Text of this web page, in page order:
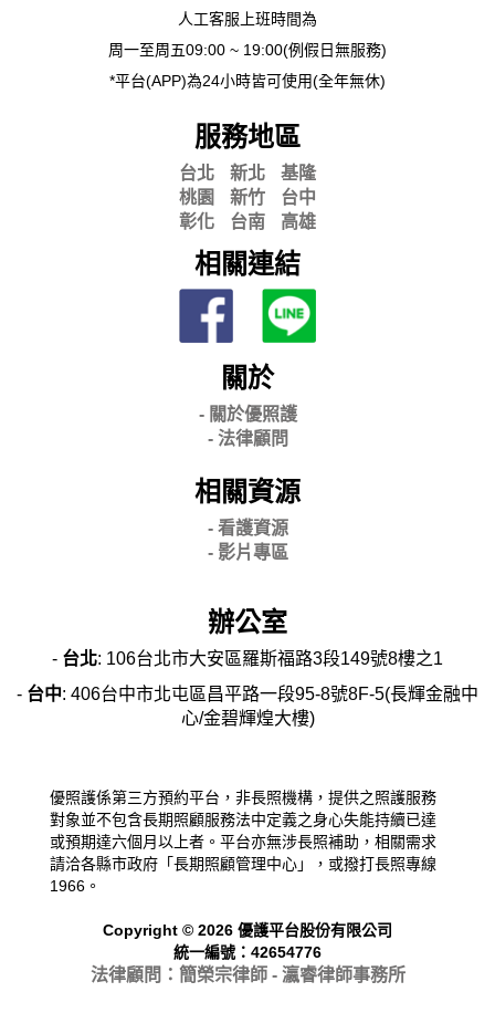
人工客服上班時間為
周一至周五09:00 ~ 19:00(例假日無服務)
*平台(APP)為24小時皆可使用(全年無休)
服務地區
台北 新北
基隆
桃園
新竹
台中
彰化
台南 高雄
相關連結
關於
- 關於優照護
- 法律顧問
相關資源
- 看護資源
- 影片專區
辦公室
- 台北: 106台北市大安區羅斯福路3段149號8樓之1
- 台中: 406台中市北屯區昌平路一段95-8號8F-5(長輝金融中
心/金碧輝煌大樓)
優照護係第三方預約平台，非長照機構，提供之照護服務
對象並不包含長期照顧服務法中定義之身心失能持續已達
或預期達六個月以上者。平台亦無涉長照補助，相關需求
請洽各縣市政府「長期照顧管理中心」，或撥打長照專線
1966。
Copyright © 2026 優護平台股份有限公司
統一編號：42654776
法律顧問：簡榮宗律師 - 瀛睿律師事務所